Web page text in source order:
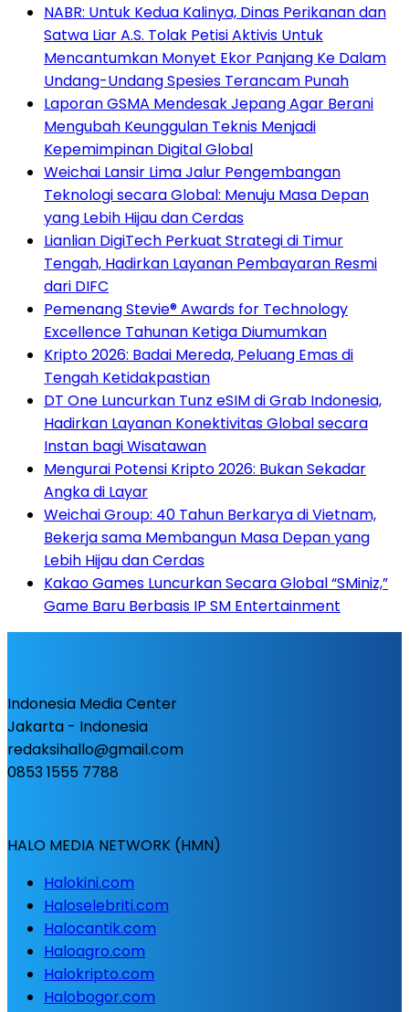
NABR: Untuk Kedua Kalinya, Dinas Perikanan dan
Satwa Liar A.S. Tolak Petisi Aktivis Untuk
Mencantumkan Monyet Ekor Panjang Ke Dalam
Undang-Undang Spesies Terancam Punah
Laporan GSMA Mendesak Jepang Agar Berani
Mengubah Keunggulan Teknis Menjadi
Kepemimpinan Digital Global
Weichai Lansir Lima Jalur Pengembangan
Teknologi secara Global: Menuju Masa Depan
yang Lebih Hijau dan Cerdas
Lianlian DigiTech Perkuat Strategi di Timur
Tengah, Hadirkan Layanan Pembayaran Resmi
dari DIFC
Pemenang Stevie® Awards for Technology
Excellence Tahunan Ketiga Diumumkan
Kripto 2026: Badai Mereda, Peluang Emas di
Tengah Ketidakpastian
DT One Luncurkan Tunz eSIM di Grab Indonesia,
Hadirkan Layanan Konektivitas Global secara
Instan bagi Wisatawan
Mengurai Potensi Kripto 2026: Bukan Sekadar
Angka di Layar
Weichai Group: 40 Tahun Berkarya di Vietnam,
Bekerja sama Membangun Masa Depan yang
Lebih Hijau dan Cerdas
Kakao Games Luncurkan Secara Global “SMiniz,”
Game Baru Berbasis IP SM Entertainment
Indonesia Media Center
Jakarta - Indonesia
redaksihallo@gmail.com
0853 1555 7788
HALO MEDIA NETWORK (HMN)
Halokini.com
Haloselebriti.com
Halocantik.com
Haloagro.com
Halokripto.com
Halobogor.com